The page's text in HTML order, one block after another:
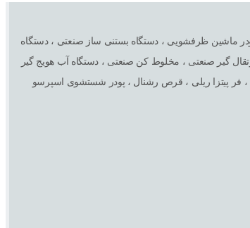
، پودر ماشین ظرفشویی ، دستگاه بستنی ساز صنعتی ، دستگاه
گیر صنعتی ، مخلوط کن صنعتی ، دستگاه آب هویج گیر
فر پیتزا ریلی ، قرص رشنال ، پودر شستشوی اسپرسو